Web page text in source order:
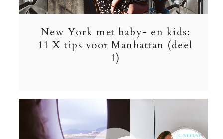
New York met baby- en kids:
11 X tips voor Manhattan (deel
1)